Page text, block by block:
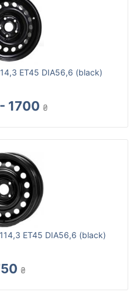
ET45 DIA56,6 (black)
1700 ₴
ET45 DIA56,6 (black)
₴